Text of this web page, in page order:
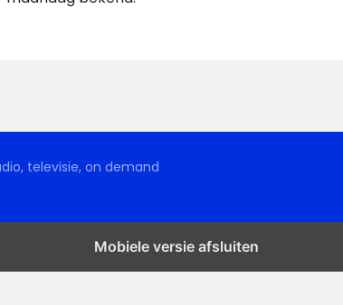
televisie, on demand
Mobiele versie afsluiten